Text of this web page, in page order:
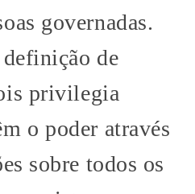
governadas.
de
privilegia
o poder através
sobre todos os